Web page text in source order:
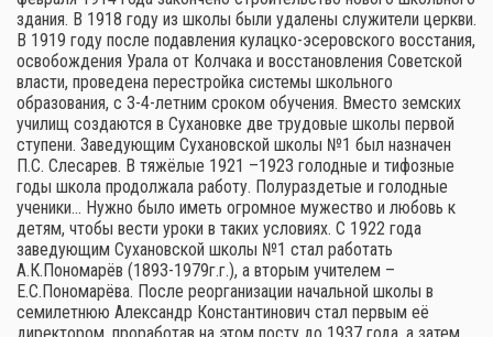
здания. В 1918 году из школы были удалены служители церкви.
В 1919 году после подавления кулацко-эсеровского восстания,
освобождения Урала от Колчака и восстановления Советской
власти, проведена перестройка системы школьного
образования, с 3-4-летним сроком обучения. Вместо земских
училищ создаются в Сухановке две трудовые школы первой
ступени. Заведующим Сухановской школы №1 был назначен
П.С. Слесарев. В тяжёлые 1921 –1923 голодные и тифозные
годы школа продолжала работу. Полураздетые и голодные
ученики… Нужно было иметь огромное мужество и любовь к
детям, чтобы вести уроки в таких условиях. С 1922 года
заведующим Сухановской школы №1 стал работать
А.К.Пономарёв (1893-1979г.г.), а вторым учителем –
Е.С.Пономарёва. После реорганизации начальной школы в
семилетнюю Александр Константинович стал первым её
директором, проработав на этом посту до 1937 года, а затем,